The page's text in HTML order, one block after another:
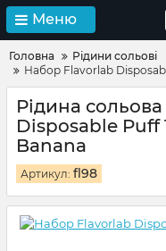
Меню
Головна
Рідини сольові
Набор Flavorlab
Рідина
Disposable
Banana
Артикул: fl98